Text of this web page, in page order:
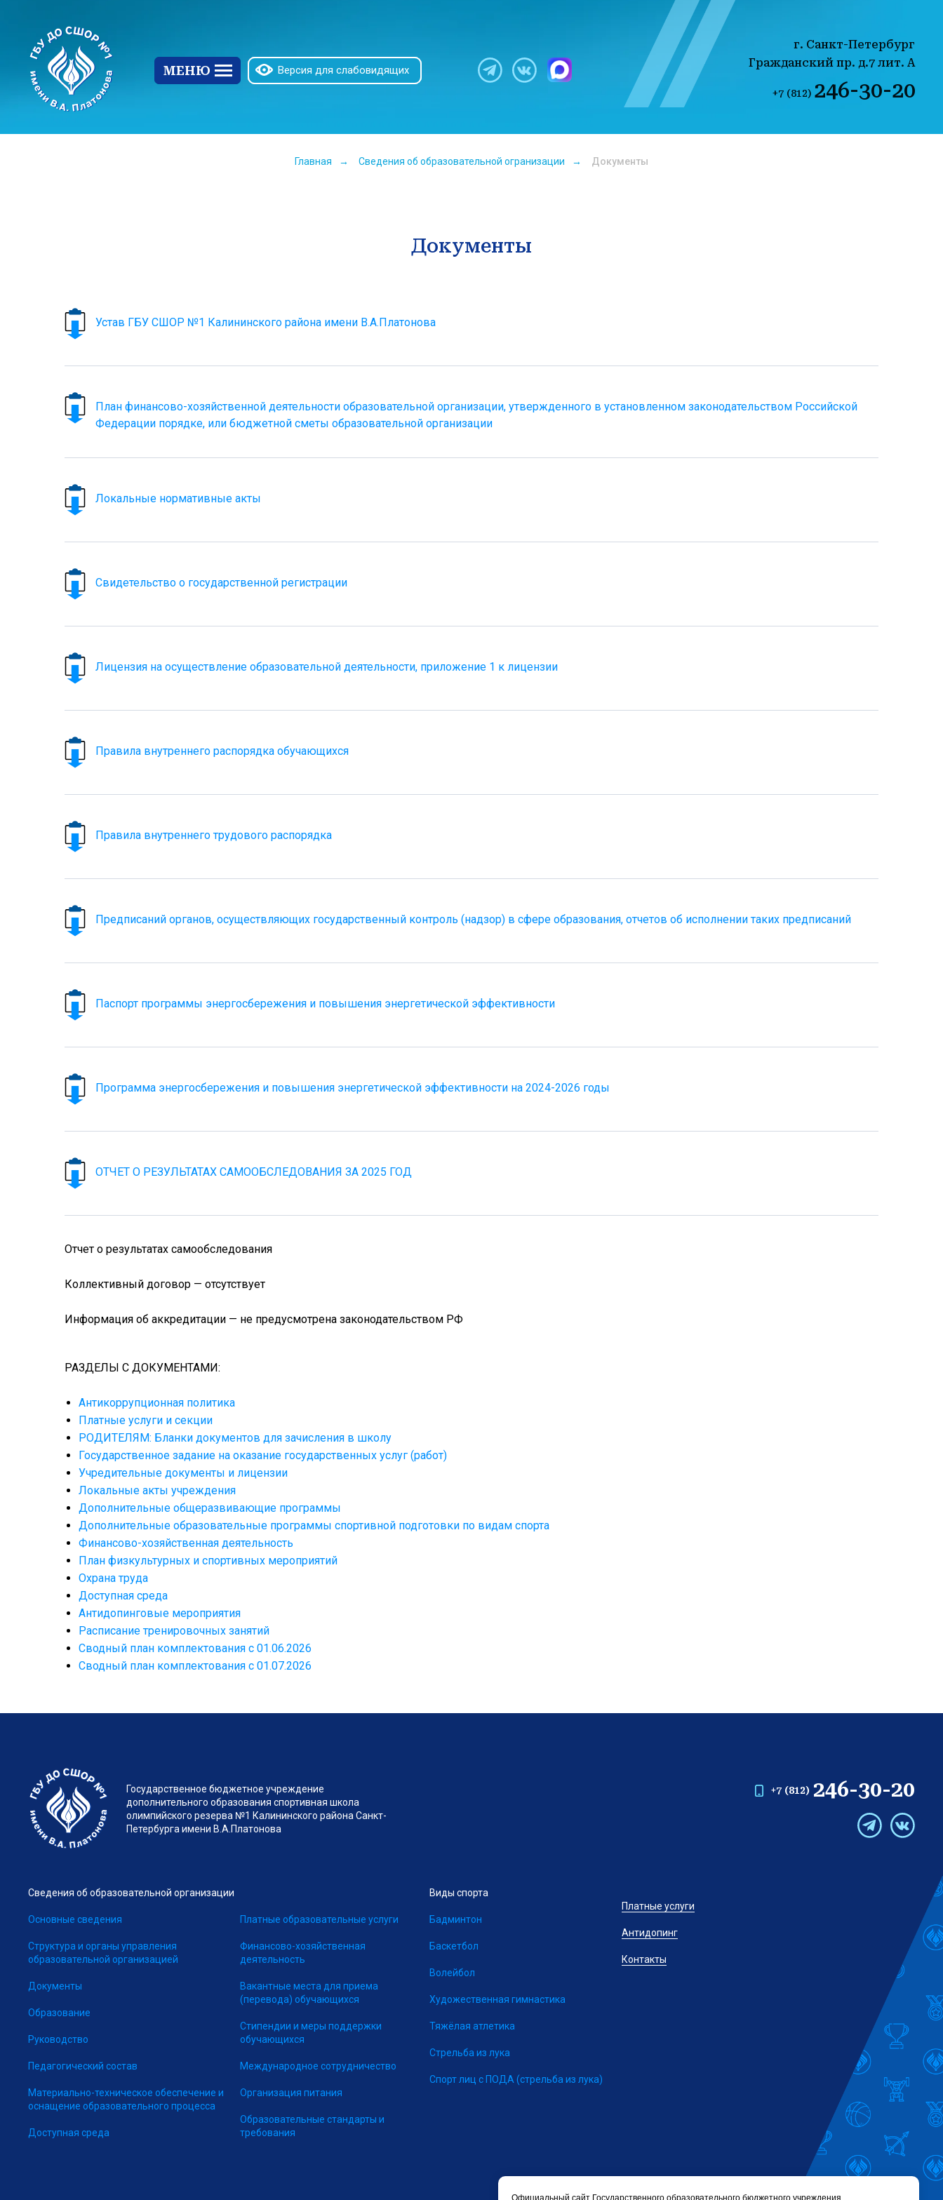
Гражданский пр. д.7 лит. А
г. Санкт-Петербург
+7 (812) 246-30-20
Версия для слабовидящих
МЕНЮ
Главная → Сведения об образовательной огранизации → Документы
Документы
Устав ГБУ СШОР №1 Калининского района имени В.А.Платонова
План финансово-хозяйственной деятельности образовательной организации, утвержденного в установленном законодательством Российской
Федерации порядке, или бюджетной сметы образовательной организации
Локальные нормативные акты
Свидетельство о государственной регистрации
Лицензия на осуществление образовательной деятельности, приложение 1 к лицензии
Правила внутреннего распорядка обучающихся
Правила внутреннего трудового распорядка
Предписаний органов, осуществляющих государственный контроль (надзор) в сфере образования, отчетов об исполнении таких предписаний
Паспорт программы энергосбережения и повышения энергетической эффективности
Программа энергосбережения и повышения энергетической эффективности на 2024-2026 годы
ОТЧЕТ О РЕЗУЛЬТАТАХ САМООБСЛЕДОВАНИЯ ЗА 2025 ГОД
Отчет о результатах самообследования
Коллективный договор — отсутствует
Информация об аккредитации — не предусмотрена законодательством РФ
РАЗДЕЛЫ С ДОКУМЕНТАМИ:
Антикоррупционная политика
Платные услуги и секции
РОДИТЕЛЯМ: Бланки документов для зачисления в школу
Государственное задание на оказание государственных услуг (работ)
Учредительные документы и лицензии
Локальные акты учреждения
Дополнительные общеразвивающие программы
Дополнительные образовательные программы спортивной подготовки по видам спорта
Финансово-хозяйственная деятельность
План физкультурных и спортивных мероприятий
Охрана труда
Доступная среда
Антидопинговые мероприятия
Расписание тренировочных занятий
Сводный план комплектования с 01.06.2026
Сводный план комплектования с 01.07.2026
Государственное бюджетное учреждение
дополнительного образования спортивная школа
олимпийского резерва №1 Калининского района Санкт-
Петербурга имени В.А.Платонова
Сведения об образовательной организации
Основные сведения
Структура и органы управления
образовательной организацией
Документы
Образование
Руководство
Педагогический состав
Материально-техническое обеспечение и
оснащение образовательного процесса
Доступная среда
Платные образовательные услуги
Финансово-хозяйственная
деятельность
Вакантные места для приема
(перевода) обучающихся
Стипендии и меры поддержки
обучающихся
Международное сотрудничество
Организация питания
Образовательные стандарты и
требования
Виды спорта
Бадминтон
Баскетбол
Волейбол
Художественная гимнастика
Тяжёлая атлетика
Стрельба из лука
Спорт лиц с ПОДА (стрельба из лука)
Платные услуги
Антидопинг
Контакты
+7 (812) 246-30-20